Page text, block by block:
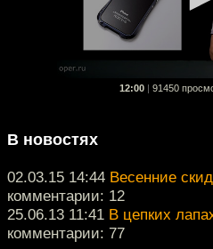
12:00 91450
В новостях
02.03.15 14:44 Весенние
комментарии: 12
25.06.13 11:41 В цепких
комментарии: 77